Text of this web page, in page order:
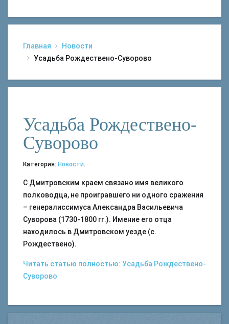
Главная
Новости
Усадьба Рождествено-Суворово
Усадьба Рождествено-
Суворово
Категория: Новости.
С Дмитровским краем связано имя великого
полководца, не проигравшего ни одного сражения
– генералиссимуса Александра Васильевича
Суворова (1730-1800 гг.). Имение его отца
находилось в Дмитровском уезде (с.
Рождествено).
Читать статью полностью: Усадьба Рождествено-
Суворово